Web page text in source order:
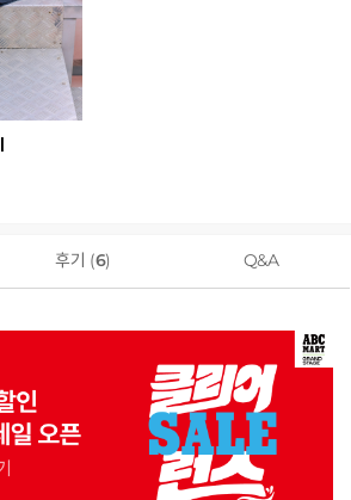
후기 (6) Q&A